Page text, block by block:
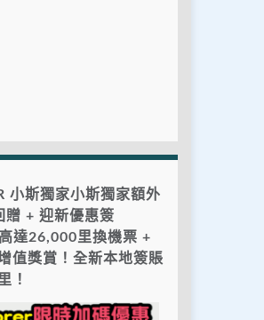
小斯獨家小斯獨家額外
贈 + 迎新優惠簽
達26,000里換機票 +
值獎賞！全新本地簽賬
！